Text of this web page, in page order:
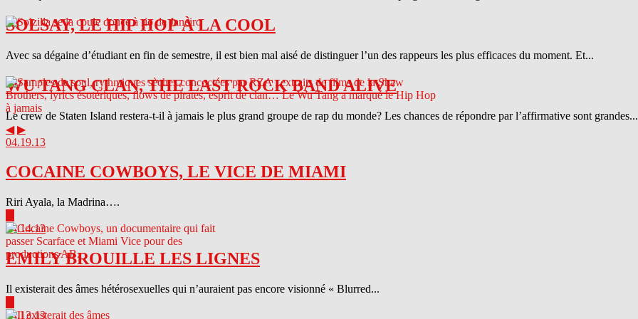
SOLSAY, LE HIP HOP À LA COOL
Avec sa dégaine d’étudiant en fin de semestre, il est bien mal aisé de distinguer l’un des rappeurs les plus efficaces du moment. Et...
WU TANG CLAN, THE LAST ROCK BAND ALIVE
Le crew de Staten Island restera-t-il à jamais le plus grand groupe de rap du monde? Les chances de répondre par l’affirmative sont
◀ ▶
04.19.13
COCAINE COWBOYS, LE VICE DE MIAMI
Riri Ayala, la Madrina….
04.14.13
EMILY BROUILLE LES LIGNES
Il existerait des âmes hétérosexuelles qui n’auraient pas encore visionné « Blurred...
04.13.13